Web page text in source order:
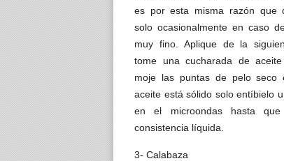
es por esta misma razón que
solo ocasionalmente en caso
muy fino. Aplique de la
tome una cucharada de
moje las puntas de pelo
aceite está sólido solo entíbielo
en el microondas hasta
consistencia líquida.
3- Calabaza